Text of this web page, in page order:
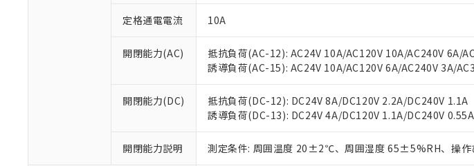
定格通電電流 10A
開閉能力(AC)
抵抗負荷(AC-12): AC24V 10A/AC120V 10A/AC240V 6A/
誘導負荷(AC-15): AC24V 10A/AC120V 6A/AC240V 3A/
開閉能力(DC)
抵抗負荷(DC-12): DC24V 8A/DC120V 2.2A/DC240V 1.1A
誘導負荷(DC-13): DC24V 4A/DC120V 1.1A/DC240V 0.55A
開閉能力説明 測定条件: 周囲温度 20±2℃、周囲湿度 65±5%RH、操
本サービスは、当社制御機器事業取扱商品の当
くものです。
当社制御機器事業取扱商品の中には、本サービ
在庫状況および標準価格照会結果は、記載して
のであり、閲覧された時点での実際の在庫およ
い。
正式な納期状況および標準価格はお客様のお取
仕入先様の事情により、非含有部品としていたものが
があります。
*EU RoHS指令（10物質）：
鉛(Pb) 1000ppm以下、 水銀(Hg) 1000ppm以下、 カドミウム(Cd)
六価クロム(Cr(Ⅵ)) 1000ppm以下、ポリ臭化ビフェニル類(PBB)
フタル酸ビス(2-エチルヘキシル) (DEHP)(別名：DOP) 1000ppm以下
ル（DBP） 1000ppm以下、フタル酸ジイソブチル (DIBP) 1000ppm以
但し、RoHS指令で産業用監視および制御機器に対する適用除外項目は
フタル酸エステル類の４物質については閾値を超える意図的な使用が
※1 中国RoHS○×表
「○」：最大均質材料含有率が中国RoHSの基準値以
「×」：最大均質材料含有率が中国RoHSの基準値を超
「－」：未確認です。当社販売部門へお問い合わせく
*中国RoHS10物質の基準値 (GB/T26572)：
Pb(鉛) :1000ppm、 Hg(水銀) : 1000ppm、 Cd(カドミウム) : 100ppm、
Cr(Ⅵ)(六価クロム) : 1000ppm、 PBBs(ポリ臭化ビフェニル類) :
当社は、これら貴社製品のうち、外国為替およ
う）を輸出または国外への提供する場合は、日
などの必要な手続きをとります。
当社は規制貨物を破棄する場合は、完全に破砕
ます。
当社は貴社製品を、核兵器、ミサイル、化学兵
置等に一切使用いたしません。
説明
一定数以上の在庫あり